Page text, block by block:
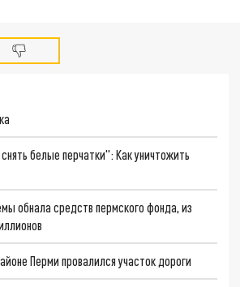
белые перчатки": Как уничтожить
обнала средств пермского фонда, из
Перми провалился участок дороги